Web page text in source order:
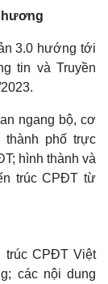
3.0 hướng tới
tin và Truyền
ngang bộ, cơ
thành phố trực
hình thành và
trúc CPĐT từ
trúc CPĐT Việt
các nội dung